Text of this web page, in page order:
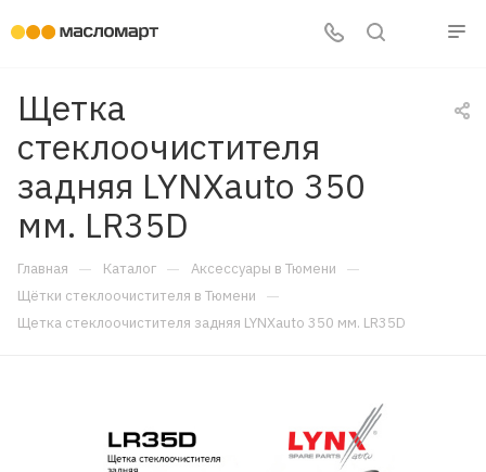
Щетка
стеклоочистителя
задняя LYNXauto 350
мм. LR35D
Главная — Каталог — Аксессуары в Тюмени —
Щётки стеклоочистителя в Тюмени —
Щетка стеклоочистителя задняя LYNXauto 350 мм. LR35D